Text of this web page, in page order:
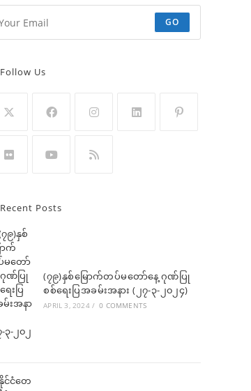
GO
Follow Us
Recent Posts
(၇၉)နှစ်မြောက်တပ်မတော်နေ့ ဂုဏ်ပြု
စစ်ရေးပြအခမ်းအနား (၂၇-၃-၂၀၂၄)
APRIL 3, 2024 / 0 COMMENTS